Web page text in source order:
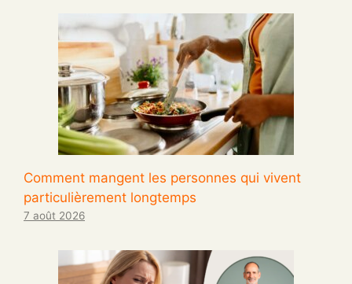
Comment mangent les personnes qui vivent
particulièrement longtemps
7 août 2026